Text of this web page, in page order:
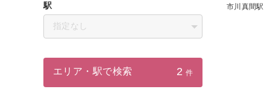
市川真間駅
駅
指定なし
エリア・駅で検索 2 件